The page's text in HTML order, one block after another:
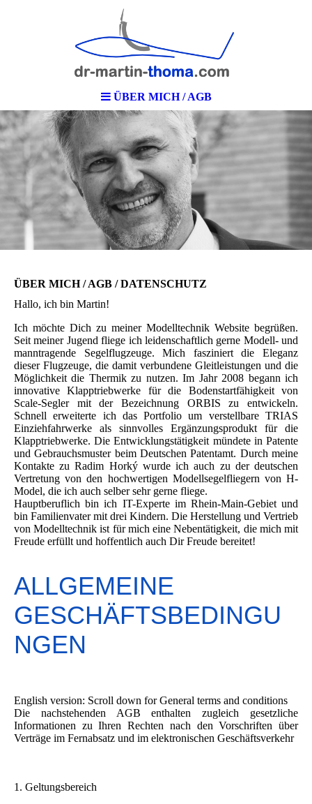
ÜBER MICH / AGB
ÜBER MICH / AGB / DATENSCHUTZ
Hallo, ich bin Martin!
Ich möchte Dich zu meiner Modelltechnik Website begrüßen.
Seit meiner Jugend fliege ich leidenschaftlich gerne Modell- und
manntragende Segelflugzeuge. Mich fasziniert die Eleganz
dieser Flugzeuge, die damit verbundene Gleitleistungen und die
Möglichkeit die Thermik zu nutzen. Im Jahr 2008 begann ich
innovative Klapptriebwerke für die Bodenstartfähigkeit von
Scale-Segler mit der Bezeichnung ORBIS zu entwickeln.
Schnell erweiterte ich das Portfolio um verstellbare TRIAS
Einziehfahrwerke als sinnvolles Ergänzungsprodukt für die
Klapptriebwerke. Die Entwicklungstätigkeit mündete in Patente
und Gebrauchsmuster beim Deutschen Patentamt. Durch meine
Kontakte zu Radim Horký wurde ich auch zu der deutschen
Vertretung von den hochwertigen Modellsegelfliegern von H-
Model, die ich auch selber sehr gerne fliege.
Hauptberuflich bin ich IT-Experte im Rhein-Main-Gebiet und
bin Familienvater mit drei Kindern. Die Herstellung und Vertrieb
von Modelltechnik ist für mich eine Nebentätigkeit, die mich mit
Freude erfüllt und hoffentlich auch Dir Freude bereitet!
ALLGEMEINE
GESCHÄFTSBEDINGU
NGEN
English version: Scroll down for General terms and conditions
Die nachstehenden AGB enthalten zugleich gesetzliche
Informationen zu Ihren Rechten nach den Vorschriften über
Verträge im Fernabsatz und im elektronischen Geschäftsverkehr
1. Geltungsbereich